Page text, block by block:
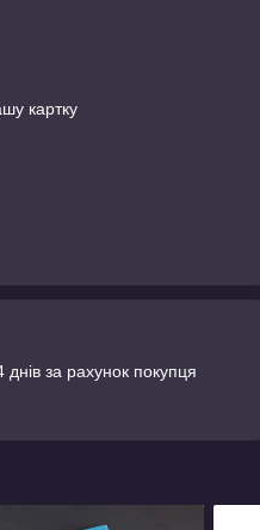
картку
за рахунок покупця